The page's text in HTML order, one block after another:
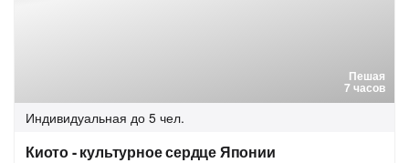
Пешая
7 часов
Индивидуальная до 5 чел.
Киото - культурное сердце Японии